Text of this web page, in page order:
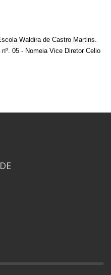
Waldira de Castro Martins.
nº. 05 - Nomeia Vice Diretor Celio